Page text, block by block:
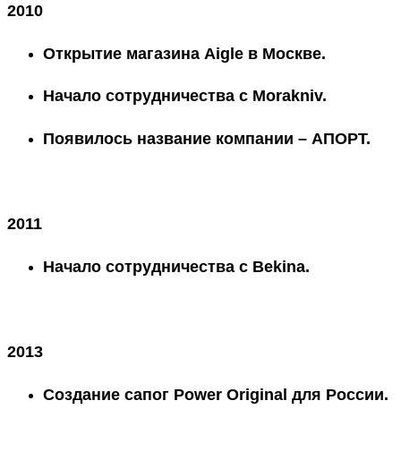
2010
Открытие магазина Aigle в Москве.
Начало сотрудничества с Morakniv.
Появилось название компании – АПОРТ.
2011
Начало сотрудничества с Bekina.
2013
Создание сапог Power Original для России.